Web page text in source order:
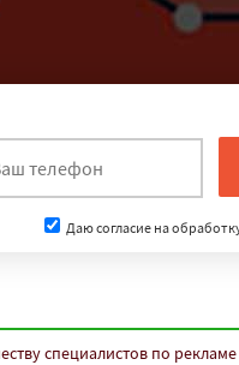
Даю согласие на
специалистов по